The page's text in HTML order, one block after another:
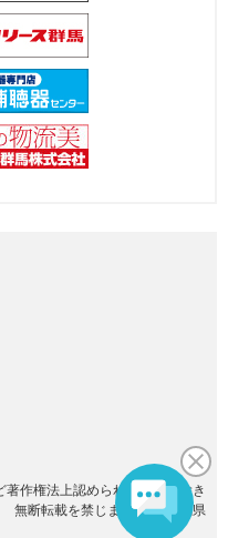
著作権法上認められた場合を除き
無断転載を禁じます。(C)群馬県